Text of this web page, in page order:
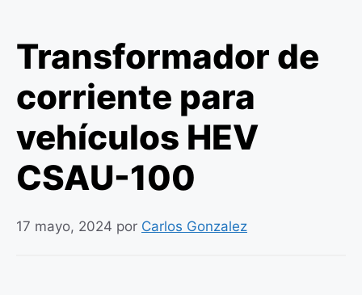
Transformador de
corriente para
vehículos HEV
CSAU-100
17 mayo, 2024 por Carlos Gonzalez